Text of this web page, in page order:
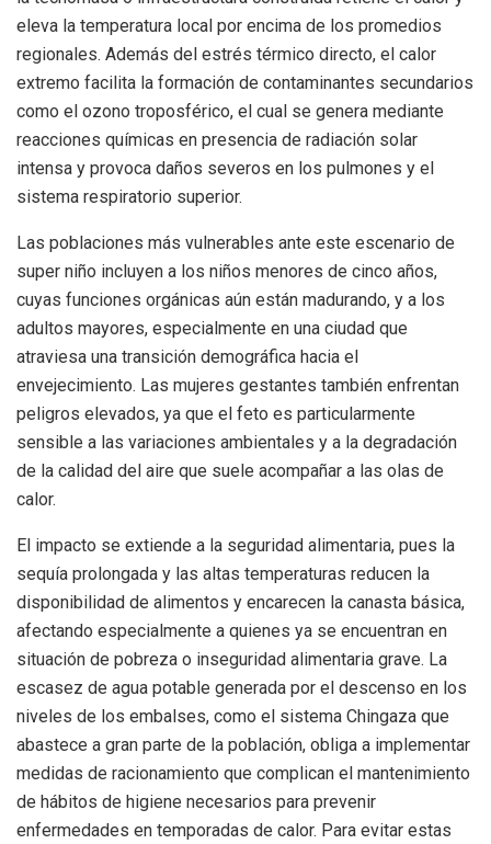
eleva la temperatura local por encima de los promedios
regionales. Además del estrés térmico directo, el calor
extremo facilita la formación de contaminantes secundarios
como el ozono troposférico, el cual se genera mediante
reacciones químicas en presencia de radiación solar
intensa y provoca daños severos en los pulmones y el
sistema respiratorio superior.
Las poblaciones más vulnerables ante este escenario de
super niño incluyen a los niños menores de cinco años,
cuyas funciones orgánicas aún están madurando, y a los
adultos mayores, especialmente en una ciudad que
atraviesa una transición demográfica hacia el
envejecimiento. Las mujeres gestantes también enfrentan
peligros elevados, ya que el feto es particularmente
sensible a las variaciones ambientales y a la degradación
de la calidad del aire que suele acompañar a las olas de
calor.
El impacto se extiende a la seguridad alimentaria, pues la
sequía prolongada y las altas temperaturas reducen la
disponibilidad de alimentos y encarecen la canasta básica,
afectando especialmente a quienes ya se encuentran en
situación de pobreza o inseguridad alimentaria grave. La
escasez de agua potable generada por el descenso en los
niveles de los embalses, como el sistema Chingaza que
abastece a gran parte de la población, obliga a implementar
medidas de racionamiento que complican el mantenimiento
de hábitos de higiene necesarios para prevenir
enfermedades en temporadas de calor. Para evitar estas